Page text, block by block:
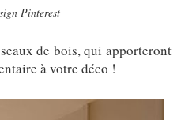
Pinterest
de bois, qui apporteront
à votre déco !